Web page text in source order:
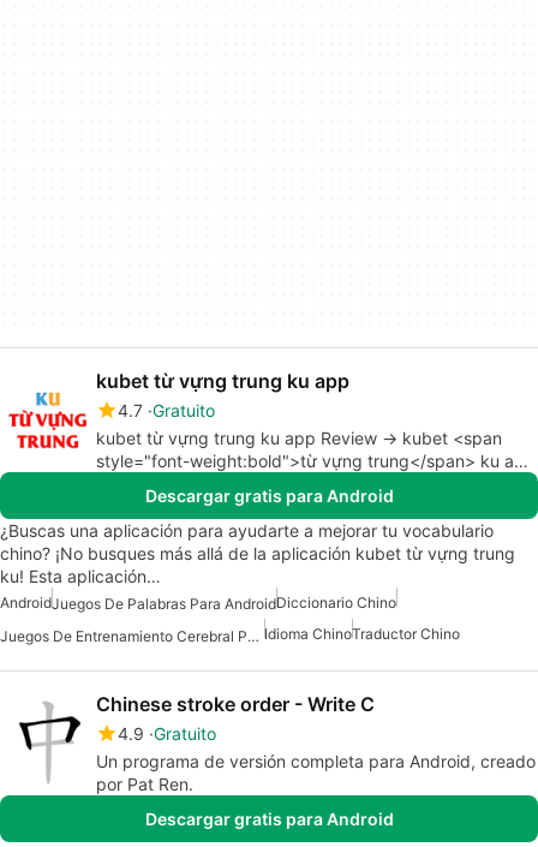
kubet từ vựng trung ku app
4.7 Gratuito
kubet từ vựng trung ku app Review -> kubet <span
style="font-weight:bold">từ vựng trung</span> ku app
Descargar gratis para Android
¿Buscas una aplicación para ayudarte a mejorar tu vocabulario
chino? ¡No busques más allá de la aplicación kubet từ vựng trung
ku! Esta aplicación…
AndroidJuegos De Palabras Para AndroidDiccionario Chino
Juegos De Entrenamiento Cerebral Para Android Idioma ChinoTraductor Chino
Chinese stroke order - Write C
4.9 Gratuito
Un programa de versión completa para Android, creado
por Pat Ren.
Descargar gratis para Android